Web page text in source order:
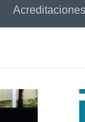
Acreditaciones